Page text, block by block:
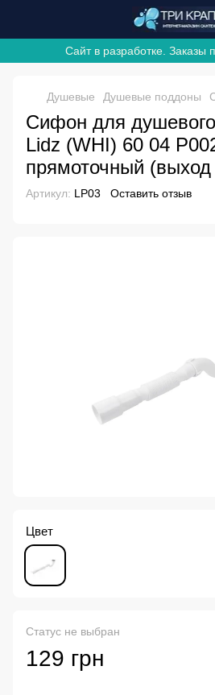
Сайт в разработке. Заказы
Душевые Душевые поддоны
Сифон для
Lidz (WHI) 60 04
прямоточный
Артикул: LP03 Оставить отзыв
Цвет
Статус не выбран
129 грн